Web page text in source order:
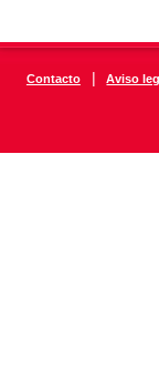
Contacto | Aviso